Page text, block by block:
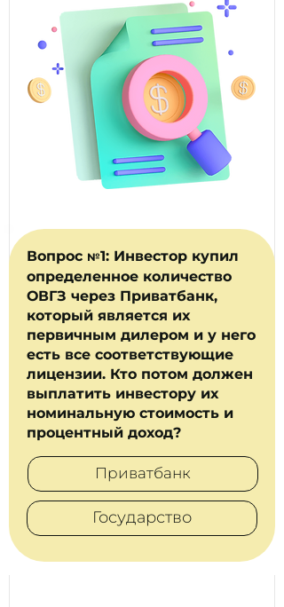
Вопрос №1: Инвестор купил
определенное количество
ОВГЗ через Приватбанк,
который является их
первичным дилером и у него
есть все соответствующие
лицензии. Кто потом должен
выплатить инвестору их
номинальную стоимость и
процентный доход?
Приватбанк
Государство